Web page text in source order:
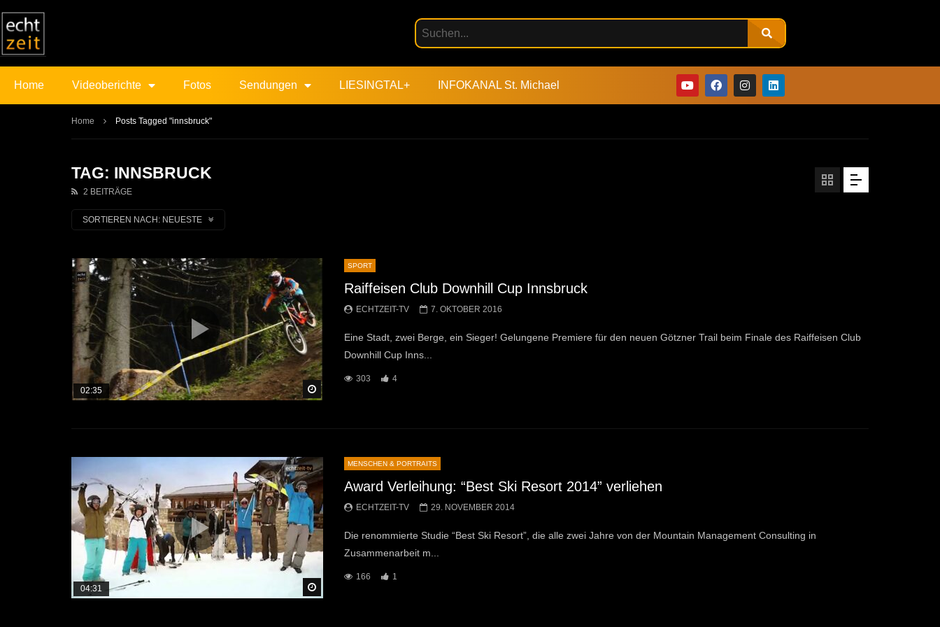
Home Videoberichte Fotos Sendungen LIESINGTAL+ INFOKANAL St. Michael
Home Posts Tagged "innsbruck"
TAG: INNSBRUCK
2 BEITRÄGE
SORTIEREN NACH: NEUESTE
Später Ansehen
02:35
SPORT
Raiffeisen Club Downhill Cup Innsbruck
ECHTZEIT-TV 7. OKTOBER 2016
Eine Stadt, zwei Berge, ein Sieger! Gelungene Premiere für den neuen Götzner Trail beim Finale des Raiffeisen Club
Downhill Cup Inns...
303 4
04:31
MENSCHEN & PORTRAITS
Award Verleihung: “Best Ski Resort 2014” verliehen
ECHTZEIT-TV 29. NOVEMBER 2014
Die renommierte Studie “Best Ski Resort”, die alle zwei Jahre von der Mountain Management Consulting in
Zusammenarbeit m...
166 1